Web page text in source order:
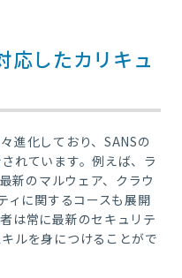
したカリキュ
進化しており、SANSの
れています。例えば、ラ
新のマルウェア、クラウ
ィに関するコースも展開
は常に最新のセキュリテ
ルを身につけることがで